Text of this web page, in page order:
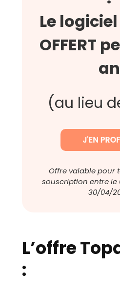
Le
OFFERT
an
(au lieu
Offre valable pour
souscription entre le
30/04/
L’offre
: